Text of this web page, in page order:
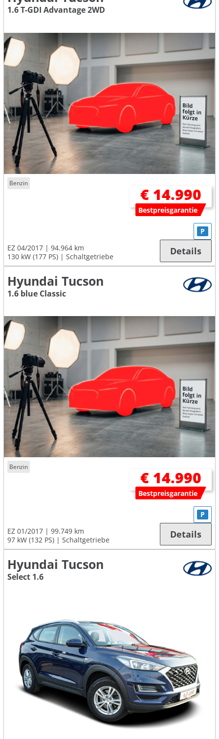
1.6 T-GDI Advantage 2WD
Benzin
€ 14.990
Bestpreisgarantie
EZ 04/2017
94.964 km
130 kW (177 PS)
Schaltgetriebe
P
Details
Hyundai Tucson
1.6 blue Classic
Benzin
€ 14.990
Bestpreisgarantie
EZ 01/2017
99.749 km
97 kW (132 PS)
Schaltgetriebe
P
Details
Hyundai Tucson
Select 1.6